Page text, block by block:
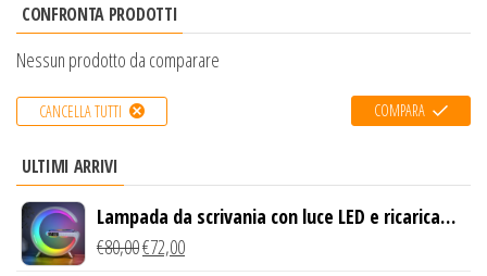
CONFRONTA PRODOTTI
Nessun prodotto da comparare
CANCELLA TUTTI COMPARA
ULTIMI ARRIVI
Lampada da scrivania con luce LED e ricarica
wireless
€80,00€72,00